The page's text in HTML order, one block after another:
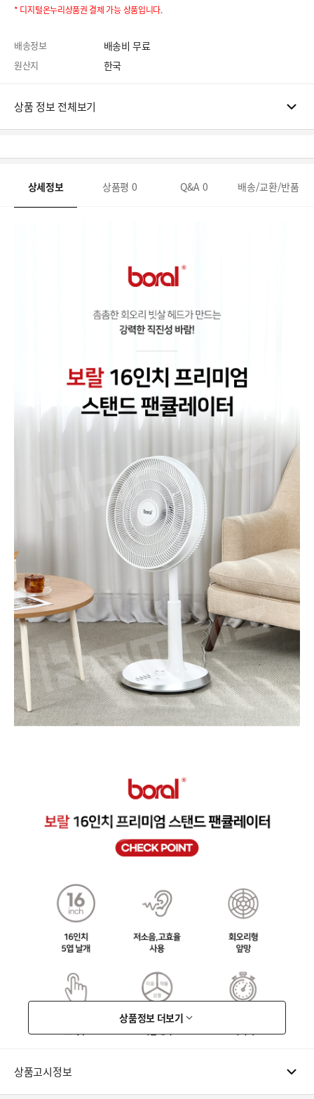
* 디지털온누리상품권 결제 가능 상품입니다.
배송정보 배송비 무료
원산지 한국
상품 정보 전체보기
상세정보 상품평 0 Q&A 0 배송/교환/반품
상품정보 더보기
상품고시정보